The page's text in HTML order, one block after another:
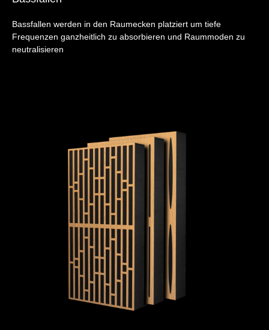
Bassfallen werden in den Raumecken platziert um tiefe
Frequenzen ganzheitlich zu absorbieren und Raummoden zu
neutralisieren